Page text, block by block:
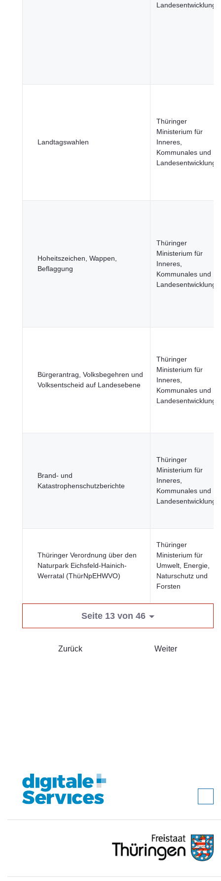
Landesentwicklung
Landtagswahlen
Thüringer
Ministerium für
Inneres,
Kommunales und
Landesentwicklung
Hoheitszeichen, Wappen,
Beflaggung
Thüringer
Ministerium für
Inneres,
Kommunales und
Landesentwicklung
Bürgerantrag, Volksbegehren und
Volksentscheid auf Landesebene
Thüringer
Ministerium für
Inneres,
Kommunales und
Landesentwicklung
Brand- und
Katastrophenschutzberichte
Thüringer
Ministerium für
Inneres,
Kommunales und
Landesentwicklung
Thüringer Verordnung über den
Naturpark Eichsfeld-Hainich-
Werratal (ThürNpEHWVO)
Thüringer
Ministerium für
Umwelt, Energie,
Naturschutz und
Forsten
Seite 13 von 46
Zurück Weiter